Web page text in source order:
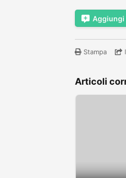
Aggiungi
Stampa
Articoli